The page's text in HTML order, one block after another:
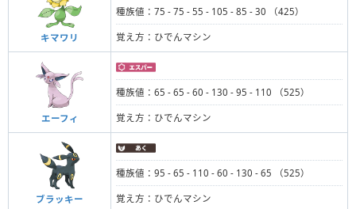
キマワリ
種族値：75 - 75 - 55 - 105 - 85 - 30 （425）
覚え方：ひでんマシン
エーフィ
種族値：65 - 65 - 60 - 130 - 95 - 110 （525）
覚え方：ひでんマシン
ブラッキー
種族値：95 - 65 - 110 - 60 - 130 - 65 （525）
覚え方：ひでんマシン